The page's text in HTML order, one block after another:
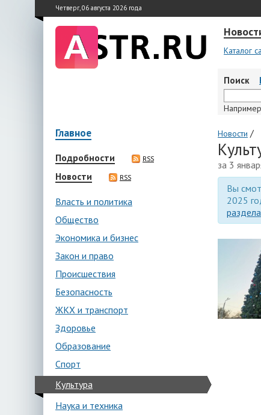
Четверг, 06 августа 2026 года
Каталог
Поиск
Главное
Подробности RSS
Новости RSS
Власть и политика
Общество
Экономика и бизнес
Закон и право
Происшествия
Безопасность
ЖКХ и транспорт
Здоровье
Образование
Спорт
Культура
Наука и техника
Новости /
за 3
Вы
2025